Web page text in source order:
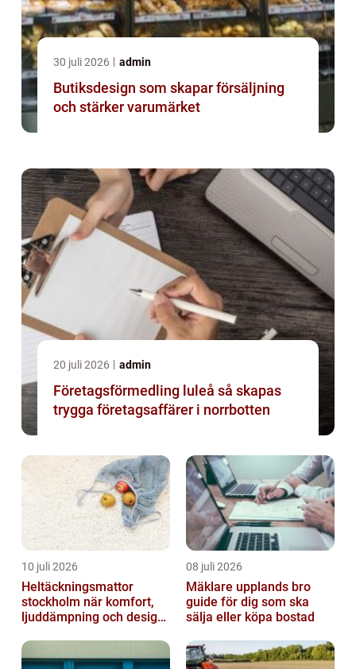
30 juli 2026 admin
Butiksdesign som skapar försäljning
och stärker varumärket
20 juli 2026 admin
Företagsförmedling luleå så skapas
trygga företagsaffärer i norrbotten
10 juli 2026
Heltäckningsmattor
stockholm när komfort,
ljuddämpning och design
08 juli 2026
Mäklare upplands bro
guide för dig som ska
sälja eller köpa bostad